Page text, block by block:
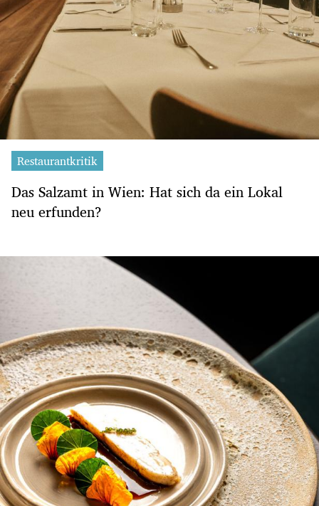
Restaurantkritik
Das Salzamt in Wien: Hat sich da ein Lokal
neu erfunden?